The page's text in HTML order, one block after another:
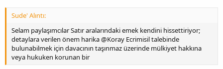
Sude' Alıntı:
Selam paylaşımcılar Satır aralarındaki emek kendini hissettiriyor;
detaylara verilen önem harika @Koray Ecrimisil talebinde
bulunabilmek için davacının taşınmaz üzerinde mülkiyet hakkına
veya hukuken korunan bir